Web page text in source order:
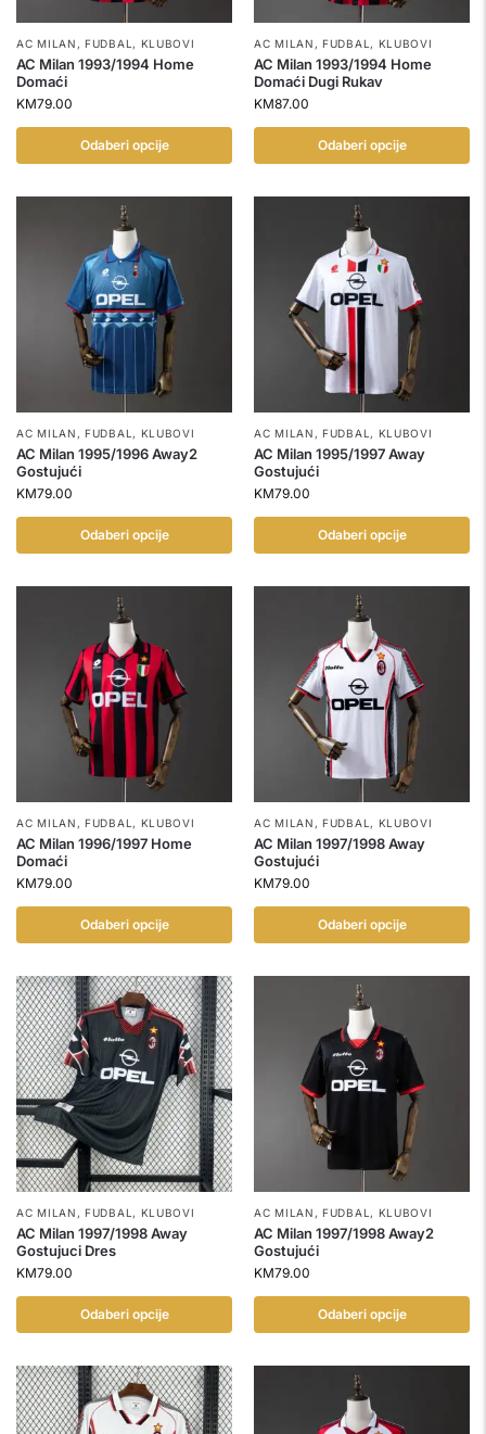
AC MILAN ,FUDBAL , KLUBOVI
AC Milan 1993/1994 Home
Domaći
KM79.00
Odaberi opcije
AC MILAN ,FUDBAL , KLUBOVI
AC Milan 1993/1994 Home
Domaći Dugi Rukav
KM87.00
Odaberi opcije
AC MILAN ,FUDBAL , KLUBOVI
AC Milan 1995/1996 Away2
Gostujući
KM79.00
Odaberi opcije
AC MILAN ,FUDBAL , KLUBOVI
AC Milan 1995/1997 Away
Gostujući
KM79.00
Odaberi opcije
AC MILAN ,FUDBAL , KLUBOVI
AC Milan 1996/1997 Home
Domaći
KM79.00
Odaberi opcije
AC MILAN ,FUDBAL , KLUBOVI
AC Milan 1997/1998 Away
Gostujući
KM79.00
Odaberi opcije
AC MILAN ,FUDBAL , KLUBOVI
AC Milan 1997/1998 Away
Gostujuci Dres
KM79.00
Odaberi opcije
AC MILAN ,FUDBAL , KLUBOVI
AC Milan 1997/1998 Away2
Gostujući
KM79.00
Odaberi opcije